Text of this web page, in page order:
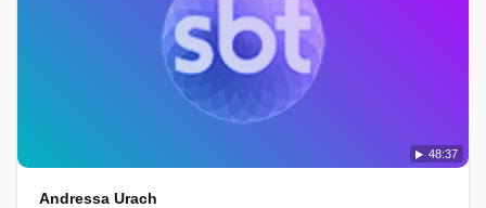
48:37
Andressa Urach